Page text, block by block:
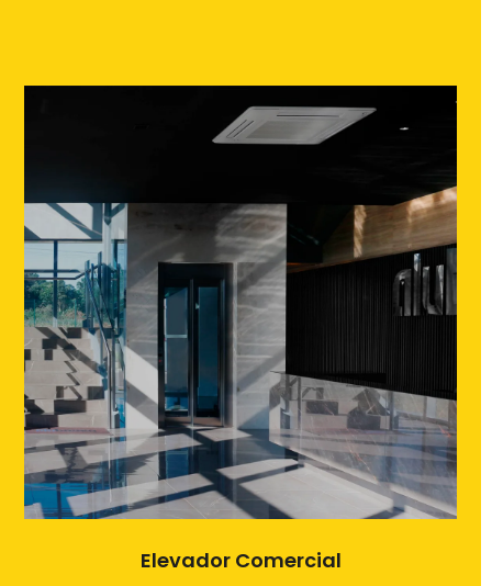
Elevador Comercial